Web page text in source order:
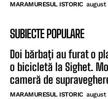
MARAMURESUL ISTORIC august
SUBIECTE POPULARE
Doi bărbați au furat o
o bicicletă la Sighet.
cameră de
MARAMURESUL ISTORIC august